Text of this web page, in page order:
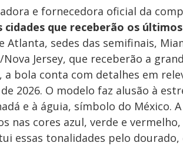
e fornecedora oficial da
cidades que receberão os
Atlanta, sedes das semifinais,
Jersey, que receberão a
a bola conta com detalhes em
2026. O modelo faz alusão à
e à águia, símbolo do México.
nas cores azul, verde e
essas tonalidades pelo dourado,